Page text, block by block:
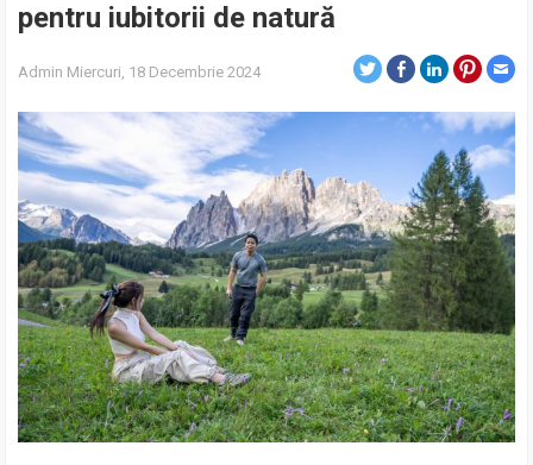
pentru iubitorii de natură
Admin Miercuri, 18 Decembrie 2024